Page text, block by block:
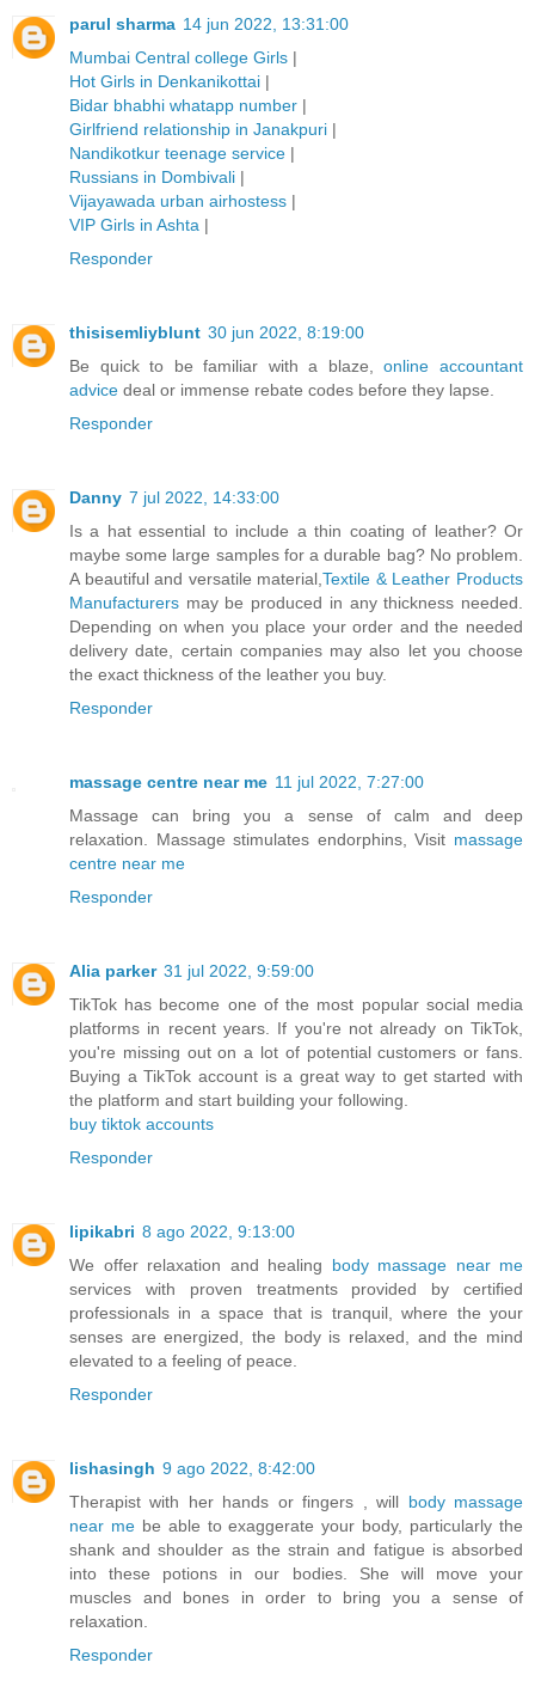
parul sharma 14 jun 2022, 13:31:00
Mumbai Central college Girls |
Hot Girls in Denkanikottai |
Bidar bhabhi whatapp number |
Girlfriend relationship in Janakpuri |
Nandikotkur teenage service |
Russians in Dombivali |
Vijayawada urban airhostess |
VIP Girls in Ashta |
Responder
thisisemliyblunt 30 jun 2022, 8:19:00
Be quick to be familiar with a blaze,online accountant
advice deal or immense rebate codes before they lapse.
Responder
Danny 7 jul 2022, 14:33:00
Is a hat essential to include a thin coating of leather? Or
maybe some large samples for a durable bag? No problem.
A beautiful and versatile material,Textile & Leather Products
Manufacturers may be produced in any thickness needed.
Depending on when you place your order and the needed
delivery date, certain companies may also let you choose
the exact thickness of the leather you buy.
Responder
massage centre near me 11 jul 2022, 7:27:00
Massage can bring you a sense of calm and deep
relaxation. Massage stimulates endorphins, Visit massage
centre near me
Responder
Alia parker 31 jul 2022, 9:59:00
TikTok has become one of the most popular social media
platforms in recent years. If you're not already on TikTok,
you're missing out on a lot of potential customers or fans.
Buying a TikTok account is a great way to get started with
the platform and start building your following.
buy tiktok accounts
Responder
lipikabri 8 ago 2022, 9:13:00
We offer relaxation and healing body massage near me
services with proven treatments provided by certified
professionals in a space that is tranquil, where the your
senses are energized, the body is relaxed, and the mind
elevated to a feeling of peace.
Responder
lishasingh 9 ago 2022, 8:42:00
Therapist with her hands or fingers , will body massage
near mebe able to exaggerate your body, particularly the
shank and shoulder as the strain and fatigue is absorbed
into these potions in our bodies. She will move your
muscles and bones in order to bring you a sense of
relaxation.
Responder